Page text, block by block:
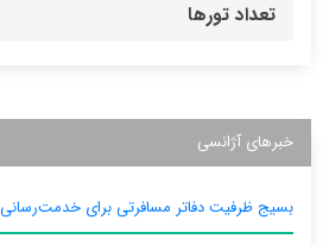
تعداد تورها
خبرهای آژانسی
بسیج ظرفیت دفاتر مسافرتی برای خدمت‌رسانی